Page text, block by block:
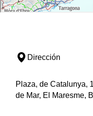
Dirección
Plaza, de Catalunya,
de Mar, El Maresme,